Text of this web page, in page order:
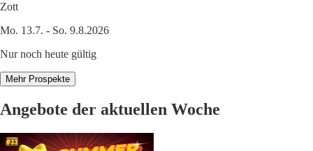
Zott
Mo. 13.7. - So. 9.8.2026
Nur noch heute gültig
Mehr Prospekte
Angebote der aktuellen Woche